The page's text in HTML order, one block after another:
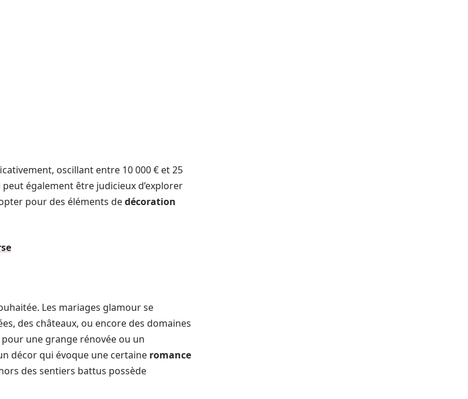
oscillant entre 10 000 € et 25
également être judicieux d’explorer
pour des éléments dedécoration
Les mariages glamour se
des châteaux, ou encore des domaines
pour une grange rénovée ou un
décor qui évoque une certaine romance
des sentiers battus possède